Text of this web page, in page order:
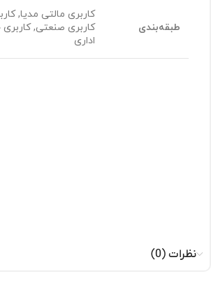
طبقه‌بندی
کاربری مالتی مدیا,
کاربری صنعتی, کاربری
اداری
نظرات (0)